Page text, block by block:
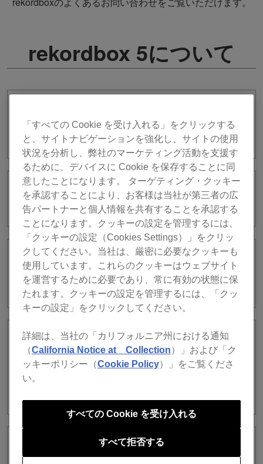
rekordbox 5について
ですが、ファイルはどこから入手すれば
いいでしょうか。
rekordbox ver. 5は引き続きサポート、
更新されますか？
これまではライセンスキーを使ってver. 5
を利用していました。ver. 7を使用するに
はサブスクリプションが必要ですか？
ver. 6のrekordboxをインストールしまし
たが、ver. 5のrekordboxを使用すること
はできますか？ 1台のコンピューターで
rekordbox ver. 5 対応DJ機器リスト
「すべての Cookie を受け入れる」をクリックする
と、サイトナビゲーションを強化し、サイトの使用
状況を分析し、弊社のマーケティング活動を支援す
るために、デバイスに Cookie を保存することに同
意したことになります。 ターゲティング・クッキー
を承認することにより、お客様は当社が第三者の広
告パートナーと個人情報を共有することを承認する
ことになります。クッキーの設定を管理するには、
「クッキーの設定（Cookies Settings）」をクリッ
クしてください。当社は、厳密に必要なクッキーも
使用しています。これらのクッキーはウェブサイト
を運営するために必要であり、常に有効の状態に保
たれます。クッキーの設定を管理するには、「クッ
キーの設定」をクリックしてください。
詳細は、当社の「カリフォルニア州における通知
（California Notice at Collection）」および「ク
ッキーポリシー（Cookie Policy）」をご覧くださ
い。
すべて拒否する
すべての Cookie を受け入れる